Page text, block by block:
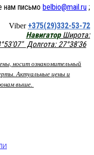
belbio@mail.ru ;
Viber +375(29)332-53-72
НавигаторШирота:
Долгота: 27°38'36
носит ознакомительный
Актуальные цены и
выше.